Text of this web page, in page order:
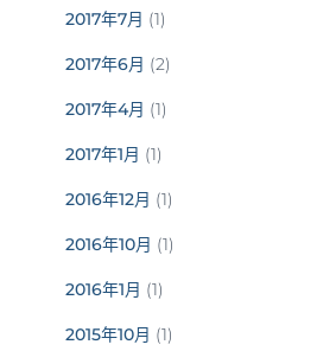
2017年7月 (1)
2017年6月 (2)
2017年4月 (1)
2017年1月 (1)
2016年12月 (1)
2016年10月 (1)
2016年1月 (1)
2015年10月 (1)